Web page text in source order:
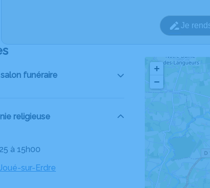
Je
funéraire
religieuse
à 15h00
sur-Erdre
+
−